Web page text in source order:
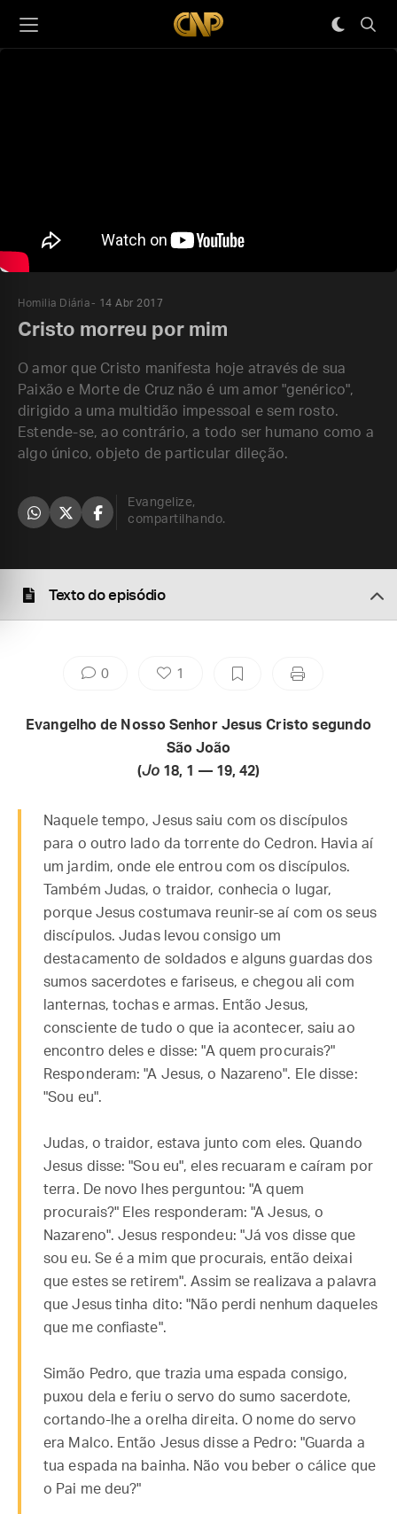
Homilia Diária 14 Abr 2017
Cristo morreu por mim
O amor que Cristo manifesta hoje através de sua
Paixão e Morte de Cruz não é um amor "genérico",
dirigido a uma multidão impessoal e sem rosto.
Estende-se, ao contrário, a todo ser humano como a
algo único, objeto de particular dileção.
Evangelize,
compartilhando.
Texto do episódio
0 1
Evangelho de Nosso Senhor Jesus Cristo segundo
São João
(Jo 18, 1 — 19, 42)
Naquele tempo, Jesus saiu com os discípulos
para o outro lado da torrente do Cedron. Havia aí
um jardim, onde ele entrou com os discípulos.
Também Judas, o traidor, conhecia o lugar,
porque Jesus costumava reunir-se aí com os seus
discípulos. Judas levou consigo um
destacamento de soldados e alguns guardas dos
sumos sacerdotes e fariseus, e chegou ali com
lanternas, tochas e armas. Então Jesus,
consciente de tudo o que ia acontecer, saiu ao
encontro deles e disse: "A quem procurais?"
Responderam: "A Jesus, o Nazareno". Ele disse:
"Sou eu".
Judas, o traidor, estava junto com eles. Quando
Jesus disse: "Sou eu", eles recuaram e caíram por
terra. De novo lhes perguntou: "A quem
procurais?" Eles responderam: "A Jesus, o
Nazareno". Jesus respondeu: "Já vos disse que
sou eu. Se é a mim que procurais, então deixai
que estes se retirem". Assim se realizava a palavra
que Jesus tinha dito: "Não perdi nenhum daqueles
que me confiaste".
Simão Pedro, que trazia uma espada consigo,
puxou dela e feriu o servo do sumo sacerdote,
cortando-lhe a orelha direita. O nome do servo
era Malco. Então Jesus disse a Pedro: "Guarda a
tua espada na bainha. Não vou beber o cálice que
o Pai me deu?"